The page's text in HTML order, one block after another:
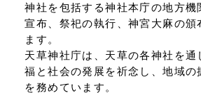
神社を包括する神社本庁の地方機
宣布、祭祀の執行、神宮大麻の頒
ます。
天草神社庁は、天草の各神社を通
福と社会の発展を祈念し、地域の
を務めています。